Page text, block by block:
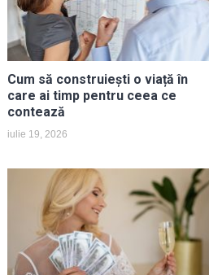
Cum să construiești o viață în
care ai timp pentru ceea ce
contează
iulie 19, 2026